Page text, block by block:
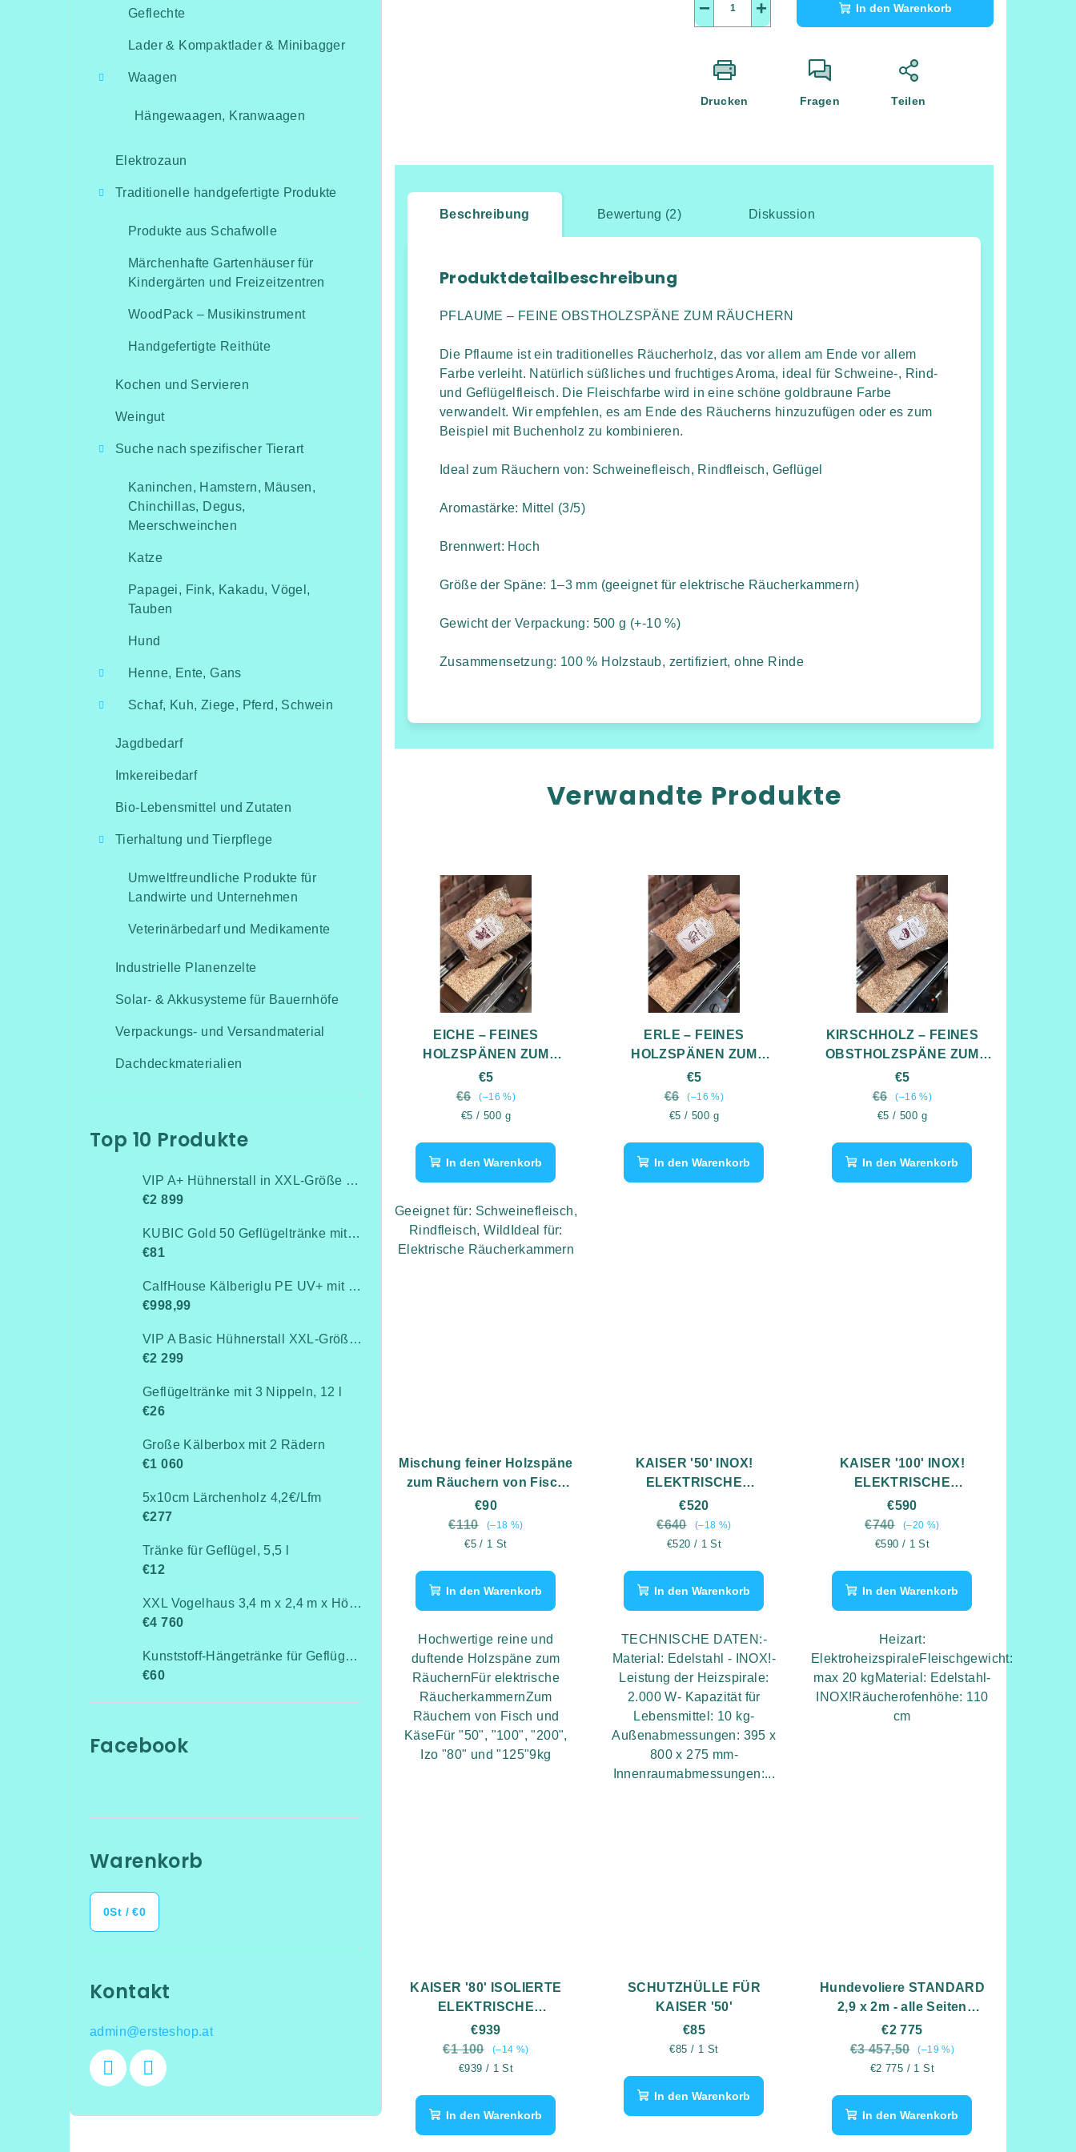
Geflechte
Lader & Kompaktlader & Minibagger
Waagen
Hängewaagen, Kranwaagen
Elektrozaun
Traditionelle handgefertigte Produkte
Produkte aus Schafwolle
Märchenhafte Gartenhäuser für
Kindergärten und Freizeitzentren
WoodPack – Musikinstrument
Handgefertigte Reithüte
Kochen und Servieren
Weingut
Suche nach spezifischer Tierart
Kaninchen, Hamstern, Mäusen,
Chinchillas, Degus,
Meerschweinchen
Katze
Papagei, Fink, Kakadu, Vögel,
Tauben
Hund
Henne, Ente, Gans
Schaf, Kuh, Ziege, Pferd, Schwein
Jagdbedarf
Imkereibedarf
Bio-Lebensmittel und Zutaten
Tierhaltung und Tierpflege
Umweltfreundliche Produkte für
Landwirte und Unternehmen
Veterinärbedarf und Medikamente
Industrielle Planenzelte
Solar- & Akkusysteme für Bauernhöfe
Verpackungs- und Versandmaterial
Dachdeckmaterialien
Top 10 Produkte
VIP A+ Hühnerstall in XXL-Größe für 15-20 Hühner-Isoliert(mit Heizung!+Kühlung!, Isolierung und Led-Beleuchtung) - Komplett montiert - Kostenlose Lieferung
€2 899
KUBIC Gold 50 Geflügeltränke mit Standfüßen
€81
CalfHouse Kälberiglu PE UV+ mit schwerem Gitterzaun
€998,99
VIP A Basic Hühnerstall XXL-Größe für 15-20 Hühner - Komplett montiert -Kostenlose Lieferung- Ohne Wärmedämmung,Heizung/Kühlung und Beleuchtung
€2 299
Geflügeltränke mit 3 Nippeln, 12 l
€26
Große Kälberbox mit 2 Rädern
€1 060
5x10cm Lärchenholz 4,2€/Lfm
€277
Tränke für Geflügel, 5,5 l
€12
XXL Vogelhaus 3,4 m x 2,4 m x Höhe 2,6 m
€4 760
Kunststoff-Hängetränke für Geflügel, Anschluss an Rohrleitung / Niederdruck bis 0,5 bar
€60
Facebook
Warenkorb
0St /€0
Kontakt
admin@ersteshop.at
+
− In den Warenkorb
Drucken Fragen Teilen
Beschreibung Bewertung (2) Diskussion
Produktdetailbeschreibung
PFLAUME – FEINE OBSTHOLZSPÄNE ZUM RÄUCHERN
Die Pflaume ist ein traditionelles Räucherholz, das vor allem am Ende vor allem
Farbe verleiht. Natürlich süßliches und fruchtiges Aroma, ideal für Schweine-, Rind-
und Geflügelfleisch. Die Fleischfarbe wird in eine schöne goldbraune Farbe
verwandelt. Wir empfehlen, es am Ende des Räucherns hinzuzufügen oder es zum
Beispiel mit Buchenholz zu kombinieren.
Ideal zum Räuchern von: Schweinefleisch, Rindfleisch, Geflügel
Aromastärke: Mittel (3/5)
Brennwert: Hoch
Größe der Späne: 1–3 mm (geeignet für elektrische Räucherkammern)
Gewicht der Verpackung: 500 g (+-10 %)
Zusammensetzung: 100 % Holzstaub, zertifiziert, ohne Rinde
Verwandte Produkte
EICHE – FEINES
HOLZSPÄNEN ZUM
RÄUCHERN 500g
€5
€6
(–16 %)
Verkaufspreis:
€5 / 500 g
In den Warenkorb
Geeignet für: Schweinefleisch,
Rindfleisch, WildIdeal für:
Elektrische Räucherkammern
ERLE – FEINES
HOLZSPÄNEN ZUM
RÄUCHERN
€5
€6
(–16 %)
Verkaufspreis:
€5 / 500 g
In den Warenkorb
KIRSCHHOLZ – FEINES
OBSTHOLZSPÄNE ZUM
RÄUCHERN
€5
€6
(–16 %)
Verkaufspreis:
€5 / 500 g
In den Warenkorb
Mischung feiner Holzspäne
zum Räuchern von Fisch
und Käse 18x500g/9kg
€90
€110
(–18 %)
Verkaufspreis:
€5 / 1 St
In den Warenkorb
Hochwertige reine und
duftende Holzspäne zum
RäuchernFür elektrische
RäucherkammernZum
Räuchern von Fisch und
KäseFür "50", "100", "200",
Izo "80" und "125"9kg
KAISER '50' INOX!
ELEKTRISCHE
RÄUCHERKAMMER
€520
€640
(–18 %)
Verkaufspreis:
€520 / 1 St
In den Warenkorb
TECHNISCHE DATEN:-
Material: Edelstahl - INOX!-
Leistung der Heizspirale:
2.000 W- Kapazität für
Lebensmittel: 10 kg-
Außenabmessungen: 395 x
800 x 275 mm-
Innenraumabmessungen:...
KAISER '100' INOX!
ELEKTRISCHE
RÄUCHERKAMMER
€590
€740
(–20 %)
Verkaufspreis:
€590 / 1 St
In den Warenkorb
Heizart:
ElektroheizspiraleFleischgewicht:
max 20 kgMaterial: Edelstahl-
INOX!Räucherofenhöhe: 110
cm
KAISER '80' ISOLIERTE
ELEKTRISCHE
RÄUCHERKAMMER
€939
€1 100
(–14 %)
Verkaufspreis:
€939 / 1 St
In den Warenkorb
SCHUTZHÜLLE FÜR
KAISER '50'
€85
Verkaufspreis:
€85 / 1 St
In den Warenkorb
Hundevoliere STANDARD
2,9 x 2m - alle Seiten
vollständig geöffnet
€2 775
€3 457,50
(–19 %)
Verkaufspreis:
€2 775 / 1 St
In den Warenkorb